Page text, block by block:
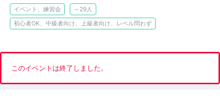
イベント、練習会
～29人
初心者OK、中級者向け、上級者向け、レベル問わず
このイベントは終了しました。